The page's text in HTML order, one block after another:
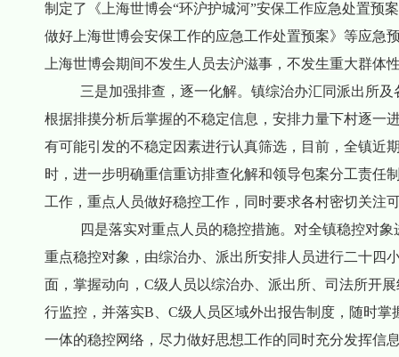
制定了《上海世博会“环沪护城河”安保工作应急处置预
做好上海世博会安保工作的应急工作处置预案》等应急
上海世博会期间不发生人员去沪滋事，不发生重大群体
三是加强排查，逐一化解。镇综治办汇同派出所及
根据排摸分析后掌握的不稳定信息，安排力量下村逐一
有可能引发的不稳定因素进行认真筛选，目前，全镇近
时，进一步明确重信重访排查化解和领导包案分工责任
工作，重点人员做好稳控工作，同时要求各村密切关注
四是落实对重点人员的稳控措施。对全镇稳控对象
重点稳控对象，由综治办、派出所安排人员进行二十四
面，掌握动向，C级人员以综治办、派出所、司法所开
行监控，并落实B、C级人员区域外出报告制度，随时
一体的稳控网络，尽力做好思想工作的同时充分发挥信